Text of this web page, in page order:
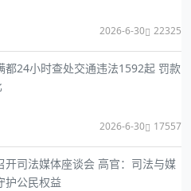
2026-6-30 22325
都24小时查处交通违法1592起 罚款
2026-6-30 17557
开司法媒体座谈会 高官：司法与媒
护公民权益